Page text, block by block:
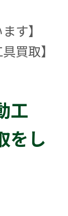
す】
買取】
工
をし